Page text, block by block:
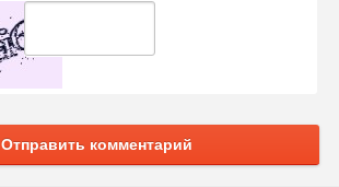
Отправить комментарий